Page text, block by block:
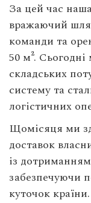
За цей час
вражаючий
команди та
50 м².
складських
систему та
логістичних
Щомісяця ми
доставок
із
забезпечуючи
куточок країни.